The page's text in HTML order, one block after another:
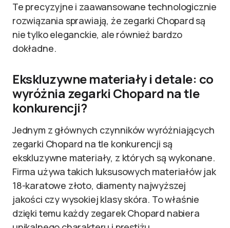
Te precyzyjne i zaawansowane technologicznie
rozwiązania sprawiają, że zegarki Chopard są
nie tylko eleganckie, ale również bardzo
dokładne.
Ekskluzywne materiały i detale: co
wyróżnia zegarki Chopard na tle
konkurencji?
Jednym z głównych czynników wyróżniających
zegarki Chopard na tle konkurencji są
ekskluzywne materiały, z których są wykonane.
Firma używa takich luksusowych materiałów jak
18-karatowe złoto, diamenty najwyższej
jakości czy wysokiej klasy skóra. To właśnie
dzięki temu każdy zegarek Chopard nabiera